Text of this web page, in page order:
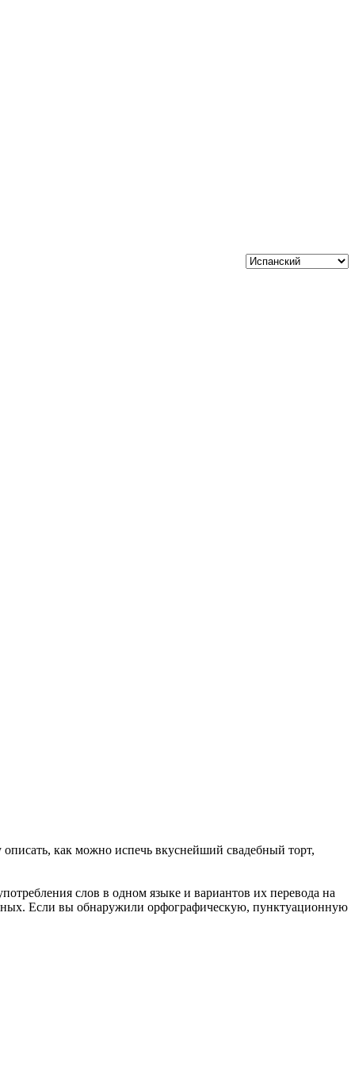
как можно испечь вкуснейший свадебный торт,
слов в одном языке и вариантов их перевода на
Если вы обнаружили орфографическую, пунктуационную